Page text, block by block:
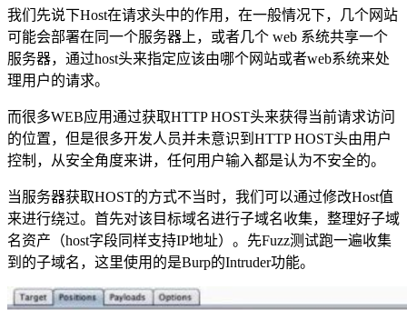
我们先说下Host在请求头中的作用，在一般情况下，几个网站
可能会部署在同一个服务器上，或者几个 web 系统共享一个
服务器，通过host头来指定应该由哪个网站或者web系统来处
理用户的请求。
而很多WEB应用通过获取HTTP HOST头来获得当前请求访问
的位置，但是很多开发人员并未意识到HTTP HOST头由用户
控制，从安全角度来讲，任何用户输入都是认为不安全的。
当服务器获取HOST的方式不当时，我们可以通过修改Host值
来进行绕过。首先对该目标域名进行子域名收集，整理好子域
名资产（host字段同样支持IP地址）。先Fuzz测试跑一遍收集
到的子域名，这里使用的是Burp的Intruder功能。